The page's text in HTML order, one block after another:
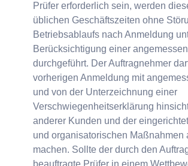
Prüfer erforderlich sein, werden
üblichen Geschäftszeiten ohne
Betriebsablaufs nach Anmeldung
Berücksichtigung einer
durchgeführt. Der Auftragnehmer
vorherigen Anmeldung mit
und von der Unterzeichnung einer
Verschwiegenheitserklärung
anderer Kunden und der
und organisatorischen Maßnahmen
machen. Sollte der durch den
beauftragte Prüfer in einem